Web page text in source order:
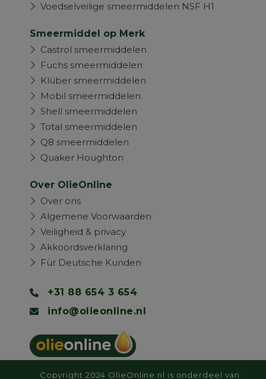
Voedselveilige smeermiddelen NSF H1
Smeermiddel op Merk
Castrol smeermiddelen
Fuchs smeermiddelen
Klüber smeermiddelen
Mobil smeermiddelen
Shell smeermiddelen
Total smeermiddelen
Q8 smeermiddelen
Quaker Houghton
Over OlieOnline
Over ons
Algemene Voorwaarden
Veiligheid & privacy
Akkoordsverklaring
Für Deutsche Kunden
+31 88 654 3 654
info@olieonline.nl
Copyright 2024 OlieOnline.nl is onderdeel van